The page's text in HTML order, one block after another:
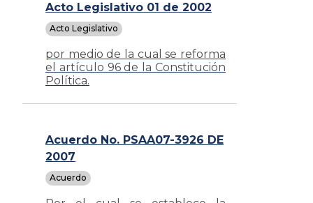
Acto Legislativo 01 de 2002
Acto Legislativo
por medio de la cual se reforma
el artículo 96 de la Constitución
Política.
Acuerdo No. PSAA07-3926 DE
2007
Acuerdo